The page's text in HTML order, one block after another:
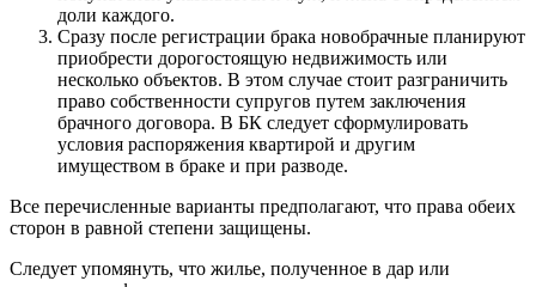
доли каждого.
Сразу после регистрации брака новобрачные планируют
приобрести дорогостоящую недвижимость или
несколько объектов. В этом случае стоит разграничить
право собственности супругов путем заключения
брачного договора. В БК следует сформулировать
условия распоряжения квартирой и другим
имуществом в браке и при разводе.
Все перечисленные варианты предполагают, что права обеих
сторон в равной степени защищены.
Следует упомянуть, что жилье, полученное в дар или